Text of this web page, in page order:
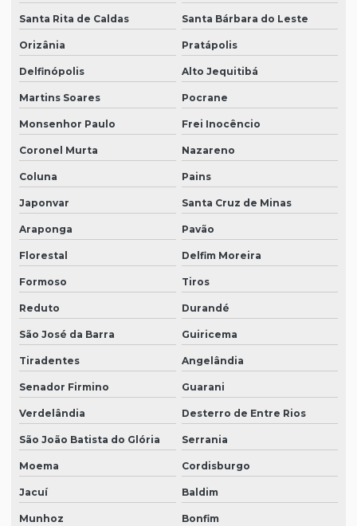
Santa Rita de Caldas Santa Bárbara do Leste
Orizânia Pratápolis
Delfinópolis Alto Jequitibá
Martins Soares Pocrane
Monsenhor Paulo Frei Inocêncio
Coronel Murta Nazareno
Coluna Pains
Japonvar Santa Cruz de Minas
Araponga Pavão
Florestal Delfim Moreira
Formoso Tiros
Reduto Durandé
São José da Barra Guiricema
Tiradentes Angelândia
Senador Firmino Guarani
Verdelândia Desterro de Entre Rios
São João Batista do Glória Serrania
Moema Cordisburgo
Jacuí Baldim
Munhoz Bonfim